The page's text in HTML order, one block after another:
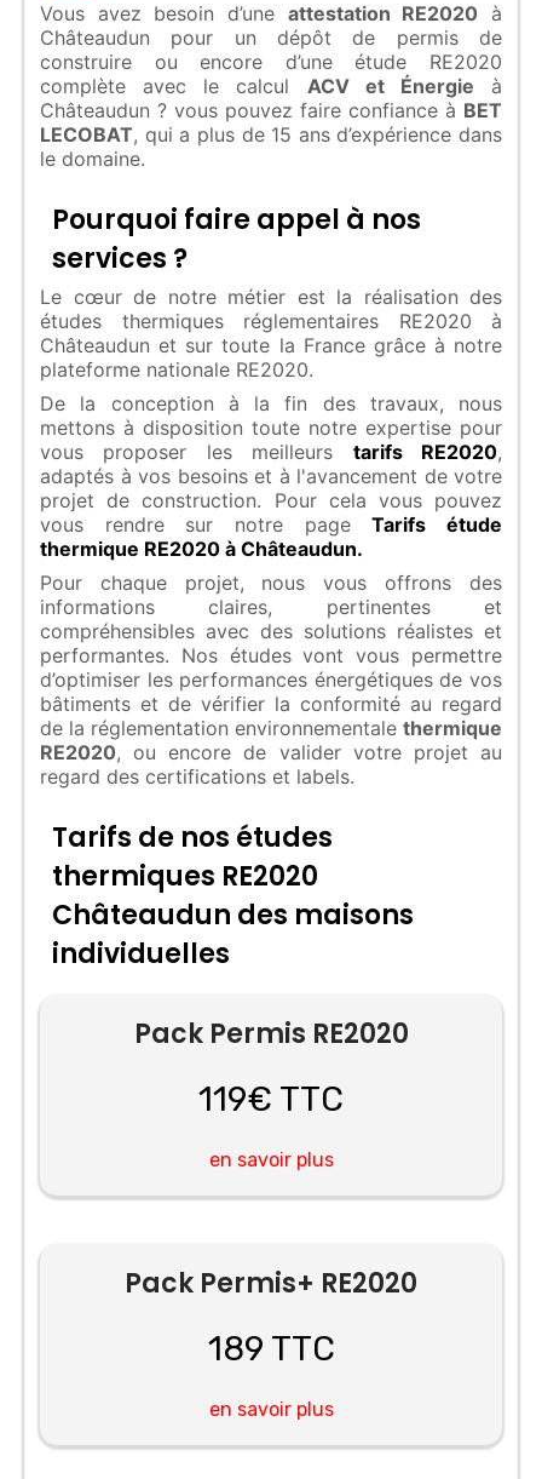
Vous avez besoin d’une attestation RE2020 à
Châteaudun pour un dépôt de permis de
construire ou encore d’une étude RE2020
complète avec le calcul ACV et Énergie à
Châteaudun ? vous pouvez faire confiance à BET
LECOBAT, qui a plus de 15 ans d’expérience dans
le domaine.
Pourquoi faire appel à nos
services ?
Le cœur de notre métier est la réalisation des
études thermiques réglementaires RE2020 à
Châteaudun et sur toute la France grâce à notre
plateforme nationale RE2020.
De la conception à la fin des travaux, nous
mettons à disposition toute notre expertise pour
vous proposer les meilleurs tarifs RE2020,
adaptés à vos besoins et à l'avancement de votre
projet de construction. Pour cela vous pouvez
vous rendre sur notre pageTarifs étude
thermique RE2020 à Châteaudun.
Pour chaque projet, nous vous offrons des
informations claires, pertinentes et
compréhensibles avec des solutions réalistes et
performantes. Nos études vont vous permettre
d’optimiser les performances énergétiques de vos
bâtiments et de vérifier la conformité au regard
de la réglementation environnementale thermique
RE2020, ou encore de valider votre projet au
regard des certifications et labels.
Tarifs de nos études
thermiques RE2020
Châteaudun des maisons
individuelles
Pack Permis RE2020
119€ TTC
en savoir plus
Pack Permis+ RE2020
189 TTC
en savoir plus